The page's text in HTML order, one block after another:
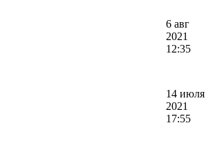
6 авг
2021
12:35
14 июля
2021
17:55